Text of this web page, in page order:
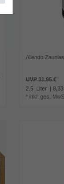
Allendo
UVP 31,95 €
2.5 Liter |
* inkl. ges.